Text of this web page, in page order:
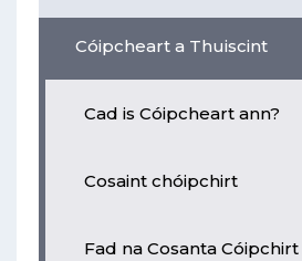
Cóipcheart a Thuiscint
Cad is Cóipcheart ann?
Cosaint chóipchirt
Fad na Cosanta Cóipchirt